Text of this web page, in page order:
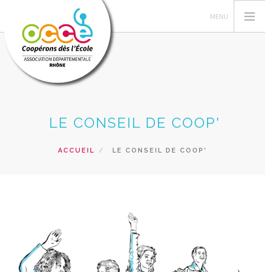
GESTION DES COOPÉRATIVES
CONTACT
LE CONSEIL DE COOP'
ACCUEIL LE CONSEIL DE COOP'